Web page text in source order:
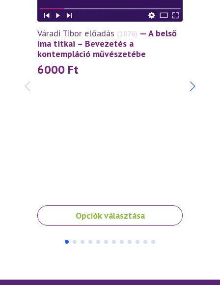
Váradi Tibor előadás (1076) — A belső
ima titkai – Bevezetés a
kontempláció művészetébe
6000 Ft
Opciók választása
Ennek
a
A